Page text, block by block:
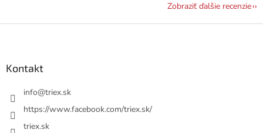
Zobraziť ďalšie recenzie
Kontakt
info@triex.sk
https://www.facebook.com/triex.sk/
triex.sk